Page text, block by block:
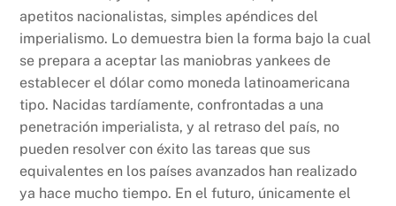
apetitos nacionalistas, simples apéndices del
imperialismo. Lo demuestra bien la forma bajo la cual
se prepara a aceptar las maniobras yankees de
establecer el dólar como moneda latinoamericana
tipo. Nacidas tardíamente, confrontadas a una
penetración imperialista, y al retraso del país, no
pueden resolver con éxito las tareas que sus
equivalentes en los países avanzados han realizado
ya hace mucho tiempo. En el futuro, únicamente el